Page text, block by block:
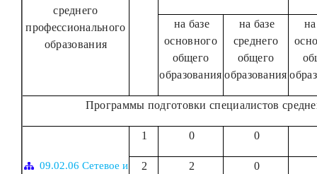
среднего
профессионального
образования
на базе
основного
общего
образования
на базе
среднего
общего
образования
Программы подготовки специалистов
09.02.06 Сетевое и
1 0 0
2 2 0